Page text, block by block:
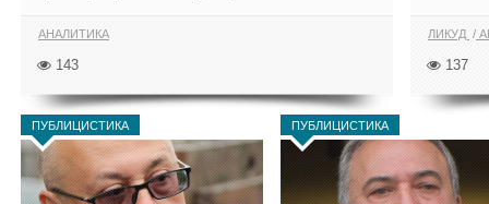
АНАЛИТИКА
143
ЛИКУД
137
ПУБЛИЦИСТИКА ПУБЛИЦИСТИКА